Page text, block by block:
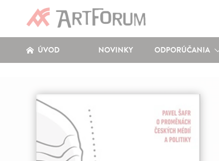
ÚVOD NOVINKY ODPORÚČANIA